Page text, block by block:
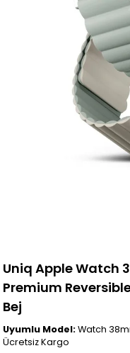
Uniq Apple Watch
Premium
Bej
Uyumlu Model:Watch
Ücretsiz Kargo